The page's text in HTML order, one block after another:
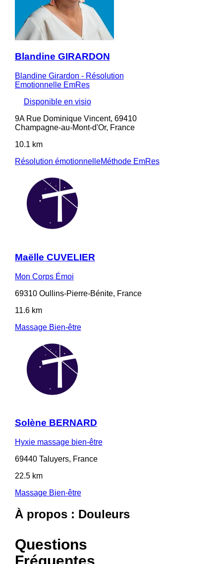
Blandine GIRARDON
Blandine Girardon - Résolution
Emotionnelle EmRes
Disponible en visio
9A Rue Dominique Vincent, 69410
Champagne-au-Mont-d'Or, France
10.1 km
Résolution émotionnelleMéthode EmRes
Maëlle CUVELIER
Mon Corps Émoi
69310 Oullins-Pierre-Bénite, France
11.6 km
Massage Bien-être
Solène BERNARD
Hyxie massage bien-être
69440 Taluyers, France
22.5 km
Massage Bien-être
À propos : Douleurs
Questions
Fréquentes